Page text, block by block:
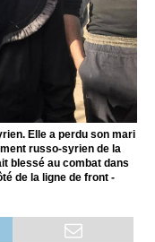
Elle a perdu son mari
russo-syrien de la
blessé au combat dans
de la ligne de front -